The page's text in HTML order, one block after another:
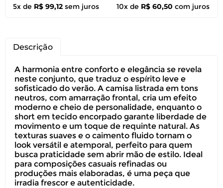
5x de R$ 99,12 sem juros
10x de R$ 60,50 com juros
Descrição
A harmonia entre conforto e elegância se revela
neste conjunto, que traduz o espírito leve e
sofisticado do verão. A camisa listrada em tons
neutros, com amarração frontal, cria um efeito
moderno e cheio de personalidade, enquanto o
short em tecido encorpado garante liberdade de
movimento e um toque de requinte natural. As
texturas suaves e o caimento fluido tornam o
look versátil e atemporal, perfeito para quem
busca praticidade sem abrir mão de estilo. Ideal
para composições casuais refinadas ou
produções mais elaboradas, é uma peça que
irradia frescor e autenticidade.